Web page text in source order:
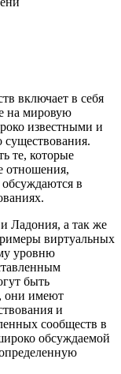
включает в себя
на мировую
известными и
те, которые
отношения,
в
Ладония, а так же
виртуальных
уровню
быть
они имеют
и
сообществ в
обсуждаемой